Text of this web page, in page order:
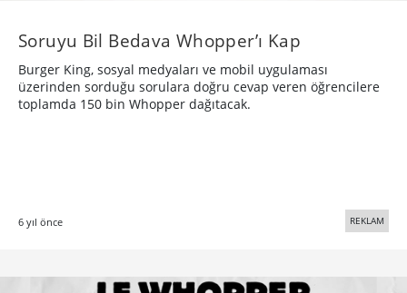
Soruyu Bil Bedava Whopper’ı Kap
Burger King, sosyal medyaları ve mobil uygulaması
üzerinden sorduğu sorulara doğru cevap veren öğrencilere
toplamda 150 bin Whopper dağıtacak.
6 yıl önce REKLAM